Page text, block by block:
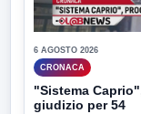
6 AGOSTO 2026
CRONACA
"Sistema
giudizio per 54